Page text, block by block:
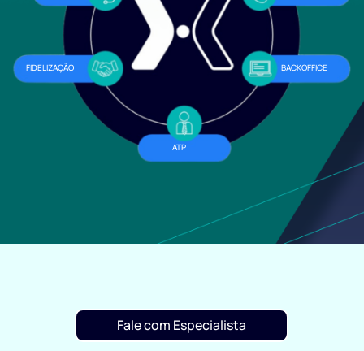
ATP
BACKOFFICE
FIDELIZAÇÃO
Fale com Especialista